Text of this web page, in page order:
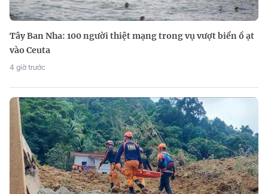
Tây Ban Nha: 100 người thiệt mạng trong vụ vượt biển ồ ạt
vào Ceuta
4 giờ trước